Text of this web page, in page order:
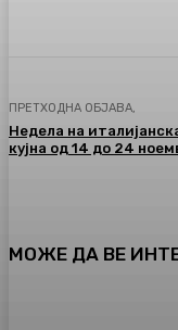
ПРЕТХОДНА ОБЈАВА,
Недела на
кујна од 14 до 24
МОЖЕ ДА ВЕ